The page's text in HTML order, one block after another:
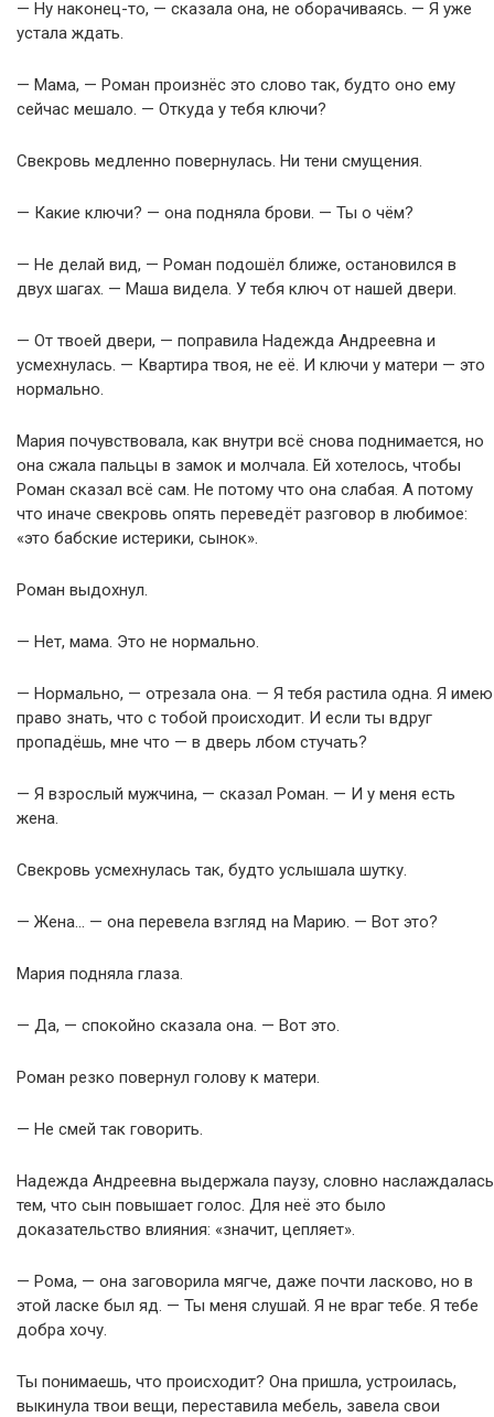
— Ну наконец-то, — сказала она, не оборачиваясь. — Я уже
устала ждать.
— Мама, — Роман произнёс это слово так, будто оно ему
сейчас мешало. — Откуда у тебя ключи?
Свекровь медленно повернулась. Ни тени смущения.
— Какие ключи? — она подняла брови. — Ты о чём?
— Не делай вид, — Роман подошёл ближе, остановился в
двух шагах. — Маша видела. У тебя ключ от нашей двери.
— От твоей двери, — поправила Надежда Андреевна и
усмехнулась. — Квартира твоя, не её. И ключи у матери — это
нормально.
Мария почувствовала, как внутри всё снова поднимается, но
она сжала пальцы в замок и молчала. Ей хотелось, чтобы
Роман сказал всё сам. Не потому что она слабая. А потому
что иначе свекровь опять переведёт разговор в любимое:
«это бабские истерики, сынок».
Роман выдохнул.
— Нет, мама. Это не нормально.
— Нормально, — отрезала она. — Я тебя растила одна. Я имею
право знать, что с тобой происходит. И если ты вдруг
пропадёшь, мне что — в дверь лбом стучать?
— Я взрослый мужчина, — сказал Роман. — И у меня есть
жена.
Свекровь усмехнулась так, будто услышала шутку.
— Жена… — она перевела взгляд на Марию. — Вот это?
Мария подняла глаза.
— Да, — спокойно сказала она. — Вот это.
Роман резко повернул голову к матери.
— Не смей так говорить.
Надежда Андреевна выдержала паузу, словно наслаждалась
тем, что сын повышает голос. Для неё это было
доказательство влияния: «значит, цепляет».
— Рома, — она заговорила мягче, даже почти ласково, но в
этой ласке был яд. — Ты меня слушай. Я не враг тебе. Я тебе
добра хочу.
Ты понимаешь, что происходит? Она пришла, устроилась,
выкинула твои вещи, переставила мебель, завела свои